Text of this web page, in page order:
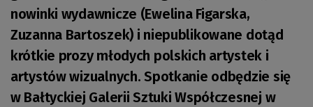
nowinki wydawnicze (Ewelina Figarska,
Zuzanna Bartoszek) i niepublikowane dotąd
krótkie prozy młodych polskich artystek i
artystów wizualnych. Spotkanie odbędzie się
w Bałtyckiej Galerii Sztuki Współczesnej w